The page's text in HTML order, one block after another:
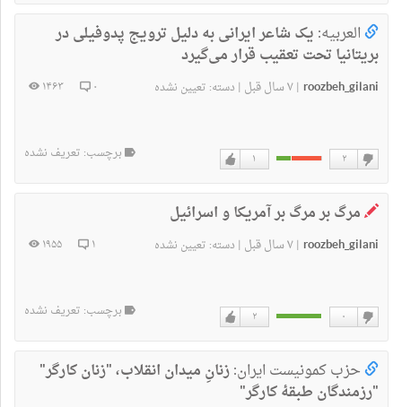
ندارم
العربیه: یک شاعر ایرانی به دلیل ترویج پدوفیلی در
بریتانیا تحت تعقیب قرار می‌گیرد
roozbeh_gilani
|۷ سال قبل | دسته: تعیین نشده ۰ ۱۴۶۳
۱ ۲
ندارم
برچسب: تعریف نشده
مرگ بر مرگ بر آمریکا و اسرائیل
roozbeh_gilani
|۷ سال قبل | دسته: تعیین نشده ۱ ۱۹۵۵
۲ ۰
ندارم
برچسب: تعریف نشده
حزب کمونیست ایران:زنانِ میدان انقلاب، "زنان کارگر"
"رزمندگان طبقۀ کارگر"